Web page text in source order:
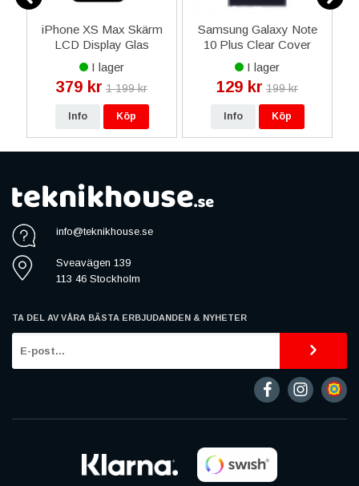
iPhone XS Max Skärm
LCD Display Glas
Premium -
Livstidsgaranti
I lager
379 kr 1 199 kr
Info Köp
Samsung Galaxy Note
10 Plus Clear Cover
Original Skal -
Transparent
I lager
129 kr 199 kr
Info Köp
info@teknikhouse.se
Sveavägen 139
113 46 Stockholm
TA DEL AV VÅRA BÄSTA ERBJUDANDEN & NYHETER